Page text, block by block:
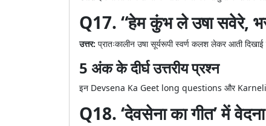
Q17. “हेम कुंभ ले उषा सवेरे,
उत्तर: प्रातःकालीन उषा सूर्यरूपी स्वर्ण कलश लेकर आती
5 अंक के दीर्घ उत्तरीय प्रश्न
इन Devsena Ka Geet long questions और
Q18. ‘देवसेना का गीत’ में